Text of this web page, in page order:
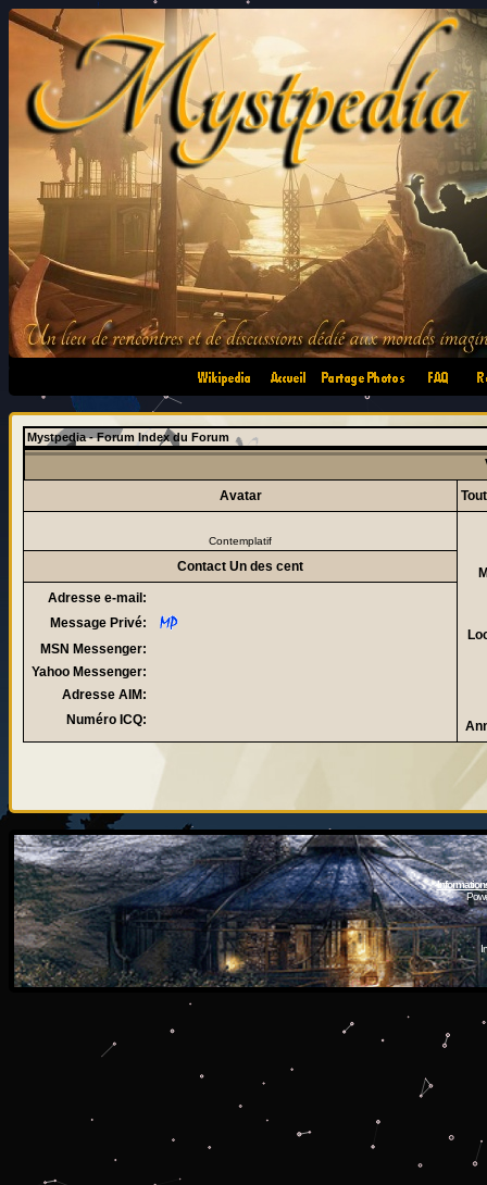
•
Mystpedia - Forum Index du Forum
Avatar
Contemplatif
Contact Un des cent
Adresse e-mail:
Message Privé:
MSN Messenger:
Yahoo Messenger:
Adresse AIM:
Numéro ICQ: